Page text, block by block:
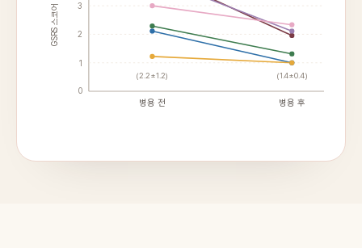
3
2
1
0
병용 전 병용 후
(2.2±1.2) (1.4±0.4)
GSRS 스코어